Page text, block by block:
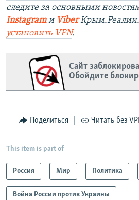
следите за основными
Instagram и Viber
установить VPN.
Сайт
Обойдите
Поделиться Читать без
This item is part of
Россия Мир Политика
Война России против Украины